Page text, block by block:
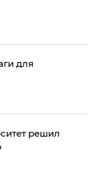
для
решил